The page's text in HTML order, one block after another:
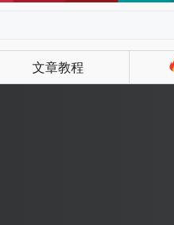
文章教程